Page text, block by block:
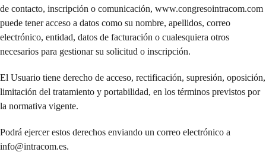
de contacto, inscripción o comunicación, www.congresointracom.com
puede tener acceso a datos como su nombre, apellidos, correo
electrónico, entidad, datos de facturación o cualesquiera otros
necesarios para gestionar su solicitud o inscripción.
El Usuario tiene derecho de acceso, rectificación, supresión, oposición,
limitación del tratamiento y portabilidad, en los términos previstos por
la normativa vigente.
Podrá ejercer estos derechos enviando un correo electrónico a
info@intracom.es.